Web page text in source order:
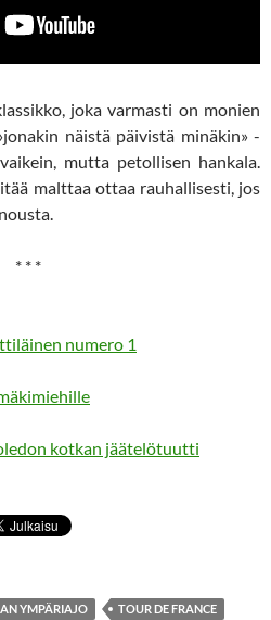
joka varmasti on monien
näistä päivistä minäkin» -
mutta petollisen hankala.
malttaa ottaa rauhallisesti, jos
* * *
numero 1
kotkan jäätelötuutti
YMPÄRIAJO
TOUR DE FRANCE